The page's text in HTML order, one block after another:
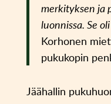
merkityksen ja
luonnissa. Se
Korhonen
pukukopin
Jäähallin